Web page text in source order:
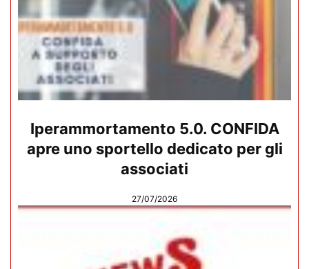
Iperammortamento 5.0. CONFIDA
apre uno sportello dedicato per gli
associati
27/07/2026